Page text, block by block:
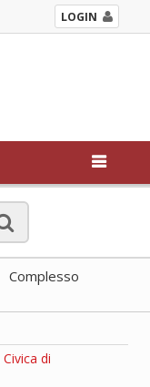
LOGIN
Complesso
di